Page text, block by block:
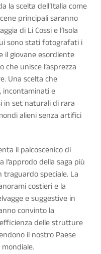
la scelta dell’Italia come
principali saranno
di Li Cossi e l’Isola
sono stati fotografati i
il giovane esordiente
che unisce l’asprezza
Una scelta che
incontaminati e
in set naturali di rara
alieni senza artifici
il palcoscenico di
della saga più
traguardo speciale. La
costieri e la
e suggestive in
convinto la
delle strutture
il nostro Paese